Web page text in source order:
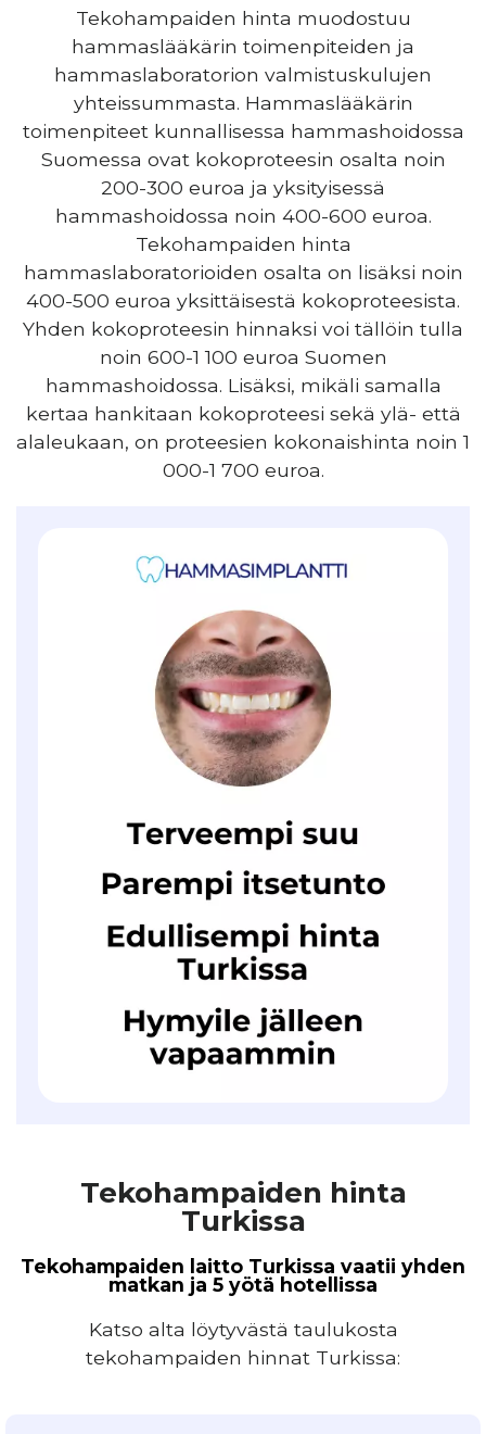
Tekohampaiden hinta muodostuu
hammaslääkärin toimenpiteiden ja
hammaslaboratorion valmistuskulujen
yhteissummasta. Hammaslääkärin
toimenpiteet kunnallisessa hammashoidossa
Suomessa ovat kokoproteesin osalta noin
200-300 euroa ja yksityisessä
hammashoidossa noin 400-600 euroa.
Tekohampaiden hinta
hammaslaboratorioiden osalta on lisäksi noin
400-500 euroa yksittäisestä kokoproteesista.
Yhden kokoproteesin hinnaksi voi tällöin tulla
noin 600-1 100 euroa Suomen
hammashoidossa. Lisäksi, mikäli samalla
kertaa hankitaan kokoproteesi sekä ylä- että
alaleukaan, on proteesien kokonaishinta noin 1
000-1 700 euroa.
Tekohampaiden hinta
Turkissa
Tekohampaiden laitto Turkissa vaatii yhden
matkan ja 5 yötä hotellissa
Katso alta löytyvästä taulukosta
tekohampaiden hinnat Turkissa: